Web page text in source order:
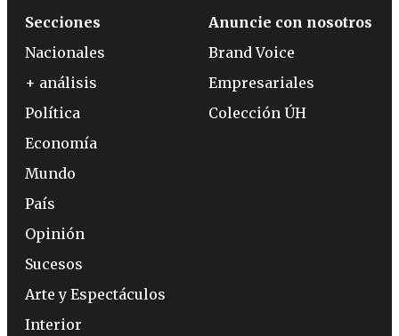
Secciones
Nacionales
+ análisis
Política
Economía
Mundo
País
Opinión
Sucesos
Arte y Espectáculos
Interior
Anuncie con nosotros
Brand Voice
Empresariales
Colección ÚH